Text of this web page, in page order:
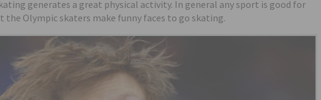
generates a great physical activity. In general any sport is good for
the Olympic skaters make funny faces to go skating.